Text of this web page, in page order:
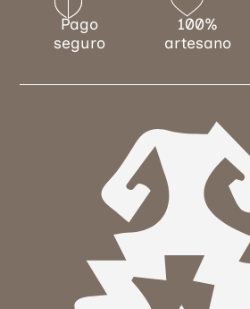
Pago
seguro
100%
artesano